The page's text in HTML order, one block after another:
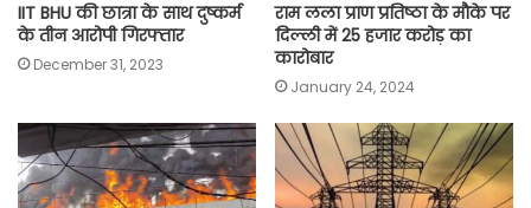
IIT BHU की छात्रा के साथ दुष्कर्म
के तीन आरोपी गिरफ्तार
December 31, 2023
राम लला प्राण प्रतिष्ठा के मौके पर
दिल्ली में 25 हजार करोड़ का
कारोबार
January 24, 2024